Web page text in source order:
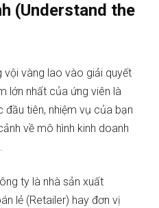
(Understand the
vội vàng lao vào giải quyết
lớn nhất của ứng viên là
đầu tiên, nhiệm vụ của bạn
về mô hình kinh doanh
ty là nhà sản xuất
lẻ (Retailer) hay đơn vị